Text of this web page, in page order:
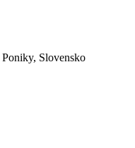
Slovensko